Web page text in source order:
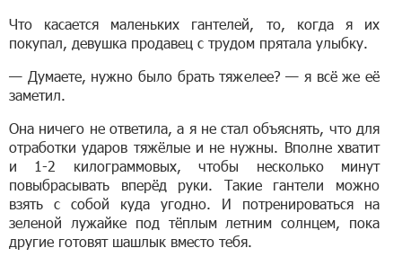
Что касается маленьких гантелей, то, когда я их
покупал, девушка продавец с трудом прятала улыбку.
— Думаете, нужно было брать тяжелее? — я всё же её
заметил.
Она ничего не ответила, а я не стал объяснять, что для
отработки ударов тяжёлые и не нужны. Вполне хватит
и 1-2 килограммовых, чтобы несколько минут
повыбрасывать вперёд руки. Такие гантели можно
взять с собой куда угодно. И потренироваться на
зеленой лужайке под тёплым летним солнцем, пока
другие готовят шашлык вместо тебя.